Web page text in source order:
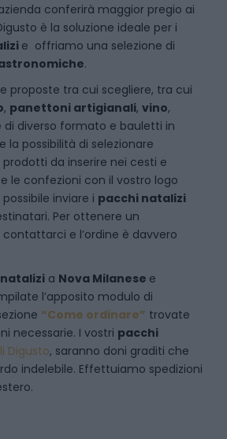
conferirà maggior pregio ai
è la soluzione ideale per i
e offriamo una selezione di
.
proposte tra cui scegliere, tra cui
, panettoni artigianali, vino,
di diverso formato e bauletti in
la possibilità di selezionare
da inserire nei cesti e
le confezioni con il vostro logo
inviare i pacchi natalizi
Per ottenere un
e l’ordine è davvero
a Nova Milanese e
l’apposito modulo di
“Come ordinare” trovate
necessarie. I vostri pacchi
Digusto, saranno doni graditi che
indelebile. Effettuiamo spedizioni